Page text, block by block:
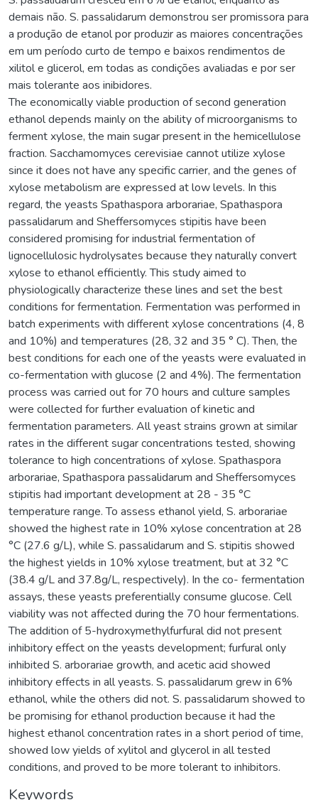
demais não. S. passalidarum demonstrou ser promissora para
a produção de etanol por produzir as maiores concentrações
em um período curto de tempo e baixos rendimentos de
xilitol e glicerol, em todas as condições avaliadas e por ser
mais tolerante aos inibidores.
The economically viable production of second generation
ethanol depends mainly on the ability of microorganisms to
ferment xylose, the main sugar present in the hemicellulose
fraction. Sacchamomyces cerevisiae cannot utilize xylose
since it does not have any specific carrier, and the genes of
xylose metabolism are expressed at low levels. In this
regard, the yeasts Spathaspora arborariae, Spathaspora
passalidarum and Sheffersomyces stipitis have been
considered promising for industrial fermentation of
lignocellulosic hydrolysates because they naturally convert
xylose to ethanol efficiently. This study aimed to
physiologically characterize these lines and set the best
conditions for fermentation. Fermentation was performed in
batch experiments with different xylose concentrations (4, 8
and 10%) and temperatures (28, 32 and 35 ° C). Then, the
best conditions for each one of the yeasts were evaluated in
co-fermentation with glucose (2 and 4%). The fermentation
process was carried out for 70 hours and culture samples
were collected for further evaluation of kinetic and
fermentation parameters. All yeast strains grown at similar
rates in the different sugar concentrations tested, showing
tolerance to high concentrations of xylose. Spathaspora
arborariae, Spathaspora passalidarum and Sheffersomyces
stipitis had important development at 28 - 35 °C
temperature range. To assess ethanol yield, S. arborariae
showed the highest rate in 10% xylose concentration at 28
°C (27.6 g/L), while S. passalidarum and S. stipitis showed
the highest yields in 10% xylose treatment, but at 32 °C
(38.4 g/L and 37.8g/L, respectively). In the co- fermentation
assays, these yeasts preferentially consume glucose. Cell
viability was not affected during the 70 hour fermentations.
The addition of 5-hydroxymethylfurfural did not present
inhibitory effect on the yeasts development; furfural only
inhibited S. arborariae growth, and acetic acid showed
inhibitory effects in all yeasts. S. passalidarum grew in 6%
ethanol, while the others did not. S. passalidarum showed to
be promising for ethanol production because it had the
highest ethanol concentration rates in a short period of time,
showed low yields of xylitol and glycerol in all tested
conditions, and proved to be more tolerant to inhibitors.
Keywords